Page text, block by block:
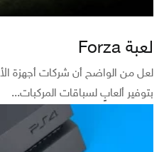
لعبة Forza
لعل من الواضح أن شركات أجهزة
بتوفير ألعابٍ لسباقات المركبات...